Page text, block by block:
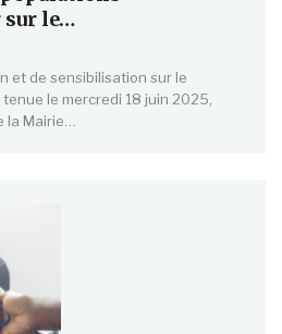
sur le…
et de sensibilisation sur le
le mercredi 18 juin 2025,
Mairie…